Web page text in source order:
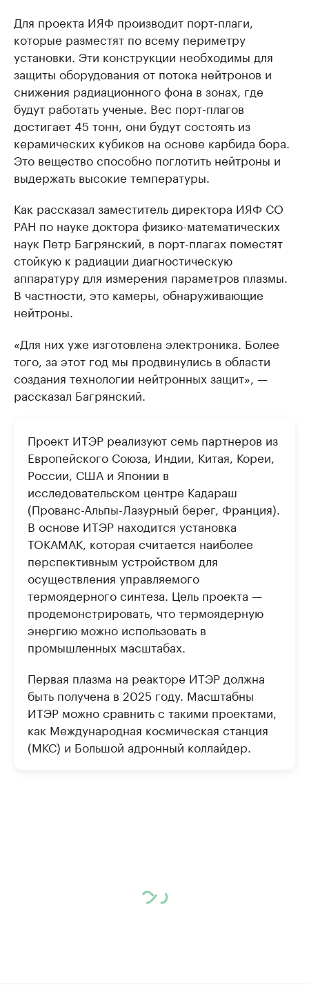
Для проекта ИЯФ производит порт-плаги,
которые разместят по всему периметру
установки. Эти конструкции необходимы для
защиты оборудования от потока нейтронов и
снижения радиационного фона в зонах, где
будут работать ученые. Вес порт-плагов
достигает 45 тонн, они будут состоять из
керамических кубиков на основе карбида бора.
Это вещество способно поглотить нейтроны и
выдержать высокие температуры.
Как рассказал заместитель директора ИЯФ СО
РАН по науке доктора физико-математических
наук Петр Багрянский, в порт-плагах поместят
стойкую к радиации диагностическую
аппаратуру для измерения параметров плазмы.
В частности, это камеры, обнаруживающие
нейтроны.
«Для них уже изготовлена электроника. Более
того, за этот год мы продвинулись в области
создания технологии нейтронных защит», —
рассказал Багрянский.
Проект ИТЭР реализуют семь партнеров из
Европейского Союза, Индии, Китая, Кореи,
России, США и Японии в
исследовательском центре Кадараш
(Прованс-Альпы-Лазурный берег, Франция).
В основе ИТЭР находится установка
ТОКАМАК, которая считается наиболее
перспективным устройством для
осуществления управляемого
термоядерного синтеза. Цель проекта —
продемонстрировать, что термоядерную
энергию можно использовать в
промышленных масштабах.
Первая плазма на реакторе ИТЭР должна
быть получена в 2025 году. Масштабны
ИТЭР можно сравнить с такими проектами,
как Международная космическая станция
(МКС) и Большой адронный коллайдер.